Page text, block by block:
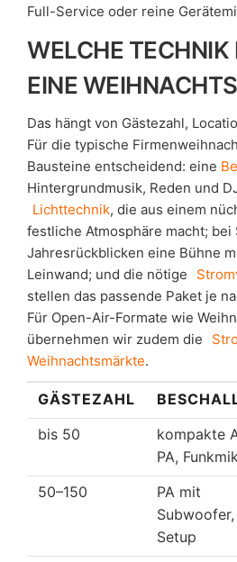
Full-Service oder reine
WELCHE
EINE
Das hängt von Gästezahl,
Für die typische
Bausteine entscheidend: eine
Hintergrundmusik, Reden und
Lichttechnik, die aus einem
festliche Atmosphäre macht; bei
Jahresrückblicken eine Bühne
Leinwand; und die nötige
stellen das passende Paket je
Für Open-Air-Formate wie
übernehmen wir zudem die
Weihnachtsmärkte.
GÄSTEZAHL
bis 50
kompakte
PA,
50–150
PA mit
Setup